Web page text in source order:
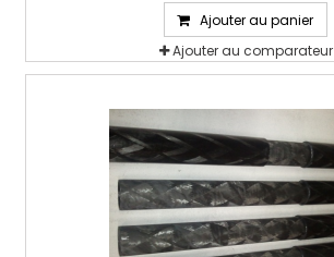
Ajouter au panier
Ajouter au comparateur